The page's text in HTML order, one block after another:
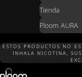
Tienda
Ploom AURA
ESTOS PRODUCTOS NO
INHALA NICOTINA,